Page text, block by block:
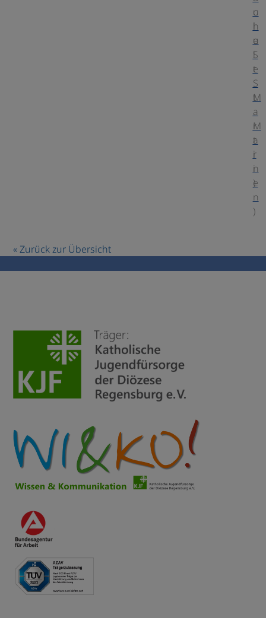
u
l
e
S
t
.
M
a
r
t
i
n
)
c
h
u
l
e
S
t
.
M
a
r
i
e
n
)
« Zurück zur Übersicht